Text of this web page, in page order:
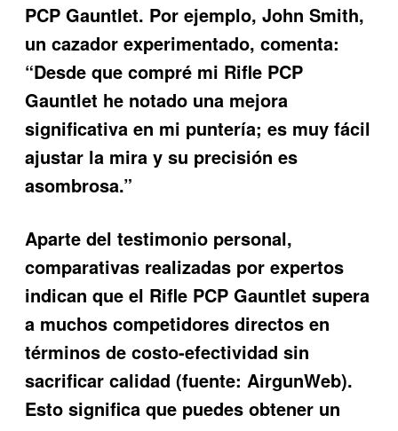
PCP Gauntlet. Por ejemplo, John Smith,
un cazador experimentado, comenta:
“Desde que compré mi Rifle PCP
Gauntlet he notado una mejora
significativa en mi puntería; es muy fácil
ajustar la mira y su precisión es
asombrosa.”
Aparte del testimonio personal,
comparativas realizadas por expertos
indican que el Rifle PCP Gauntlet supera
a muchos competidores directos en
términos de costo-efectividad sin
sacrificar calidad (fuente: AirgunWeb).
Esto significa que puedes obtener un